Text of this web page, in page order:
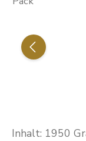
Inhalt: 1950